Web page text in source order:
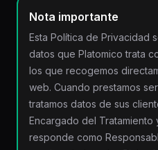
Nota importante
Esta Política de Privacidad
datos que Platomico trata
los que recogemos
web. Cuando prestamos
tratamos datos de sus
Encargado del Tratamiento
responde como